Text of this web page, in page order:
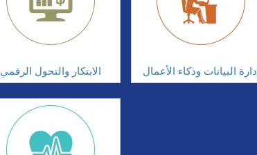
الابتكار والتحول الرقمي إدارة البيانات وذكاء الأعمال